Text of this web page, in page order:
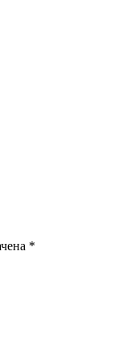
*